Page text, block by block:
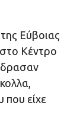
Εύβοιας
στο Κέντρο
που είχε